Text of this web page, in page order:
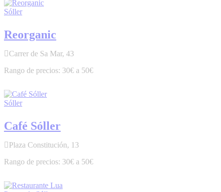
Sóller
Reorganic
Carrer de Sa Mar, 43
30€ a 50€
Sóller
Café Sóller
Plaza Constitución, 13
30€ a 50€